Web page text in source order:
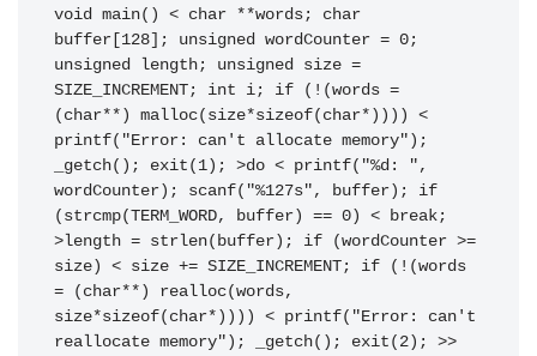
void main() < char **words; char
buffer[128]; unsigned wordCounter = 0;
unsigned length; unsigned size =
SIZE_INCREMENT; int i; if (!(words =
(char**) malloc(size*sizeof(char*)))) <
printf("Error: can't allocate memory");
_getch(); exit(1); >do < printf("%d: ",
wordCounter); scanf("%127s", buffer); if
(strcmp(TERM_WORD, buffer) == 0) < break;
>length = strlen(buffer); if (wordCounter >=
size) < size += SIZE_INCREMENT; if (!(words
= (char**) realloc(words,
size*sizeof(char*)))) < printf("Error: can't
reallocate memory"); _getch(); exit(2); >>